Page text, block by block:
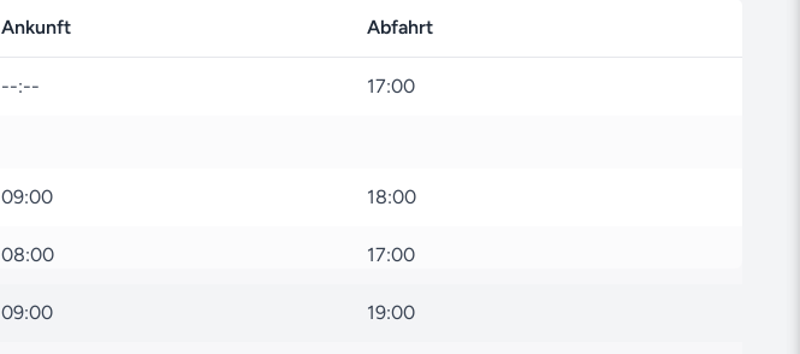
Weitere Reisen mit MSC Cruises und anderenReedereien
unsere umfassendeReisesuche– egal ob USA Ostküste oder andere
faszinierende Reiseziele weltweit.
Reiseexperten berät Sie gerne.
uns darauf, Ihren Traum wahr werden zu lassen!
Ankunft Abfahrt
--:-- 17:00
09:00 18:00
08:00 17:00
09:00 19:00